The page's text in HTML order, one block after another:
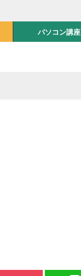
パソコン講座